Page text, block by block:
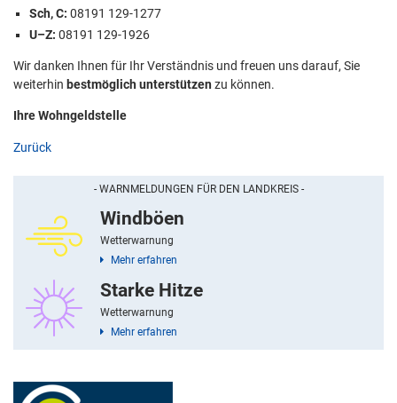
Sch, C: 08191 129-1277
U–Z: 08191 129-1926
Wir danken Ihnen für Ihr Verständnis und freuen uns darauf, Sie
weiterhin bestmöglich unterstützen zu können.
Ihre Wohngeldstelle
Zurück
- WARNMELDUNGEN FÜR DEN LANDKREIS -
Windböen
Wetterwarnung
Mehr erfahren
Starke Hitze
Wetterwarnung
Mehr erfahren